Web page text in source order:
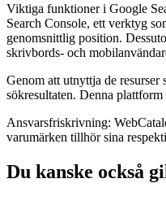
Viktiga funktioner i Google
Search Console, ett verktyg
genomsnittlig position.
skrivbords- och
Genom att utnyttja de
sökresultaten. Denna
Ansvarsfriskrivning:
varumärken tillhör sina
Du kanske också